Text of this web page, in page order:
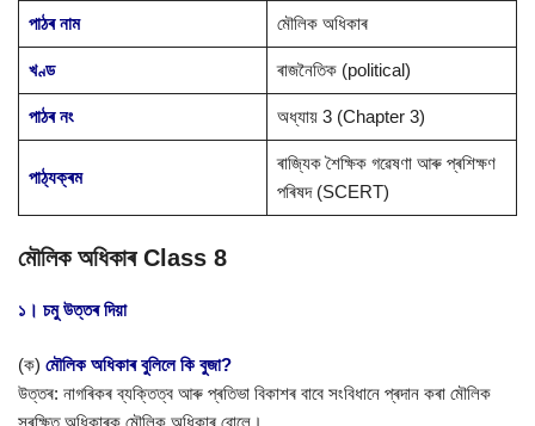
পাঠৰ নাম মৌলিক অধিকাৰ
খণ্ড ৰাজনৈতিক (political)
পাঠৰ নং অধ্যায় 3 (Chapter 3)
পাঠ্যক্ৰম
ৰাজ্যিক শৈক্ষিক গৱেষণা আৰু প্ৰশিক্ষণ
পৰিষদ (SCERT)
মৌলিক অধিকাৰ Class 8
১। চমু উত্তৰ দিয়া
(ক) মৌলিক অধিকাৰ বুলিলে কি বুজা?
উত্তৰ: নাগৰিকৰ ব্যক্তিত্ব আৰু প্ৰতিভা বিকাশৰ বাবে সংবিধানে প্ৰদান কৰা মৌলিক